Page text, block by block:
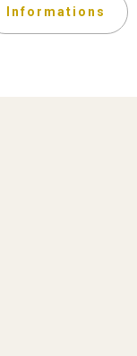
Informations